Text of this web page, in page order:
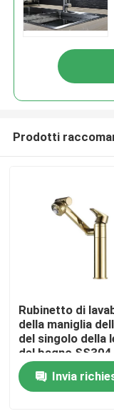
Casa
Chi siamo
Prodotti
Rubinetto di
della maniglia
del singolo della
del bagno SS304
miscelatore del
singoloInvia